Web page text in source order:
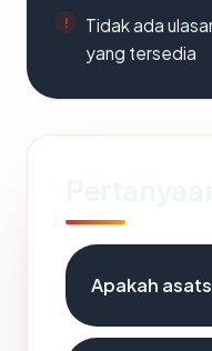
Tidak ada
yang tersedia
Apakah